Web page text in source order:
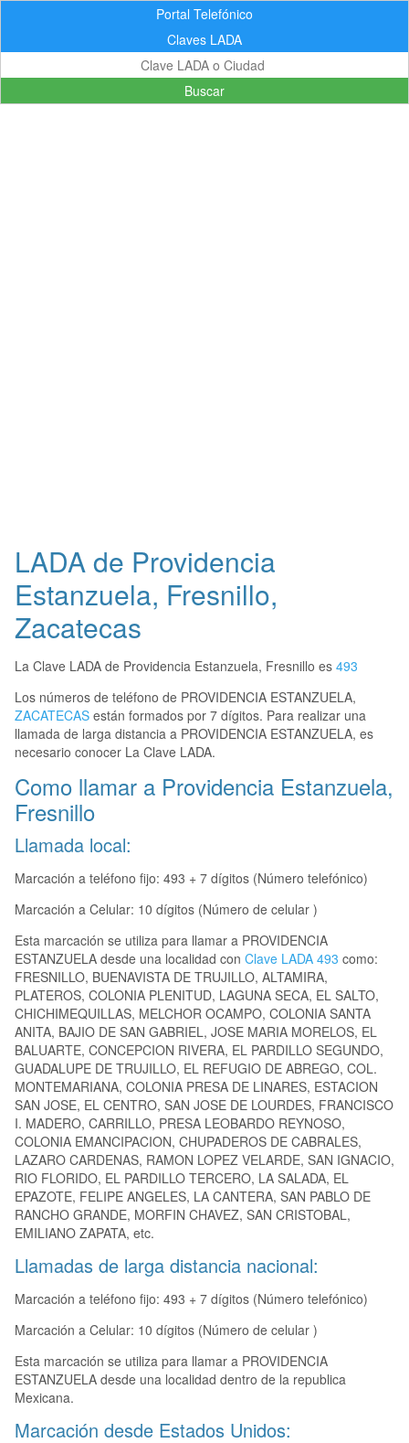
Portal Telefónico
Claves LADA
Buscar
LADA de Providencia
Estanzuela, Fresnillo,
Zacatecas
La Clave LADA de Providencia Estanzuela, Fresnillo es 493
Los números de teléfono de PROVIDENCIA ESTANZUELA,
ZACATECAS están formados por 7 dígitos. Para realizar una
llamada de larga distancia a PROVIDENCIA ESTANZUELA, es
necesario conocer La Clave LADA.
Como llamar a Providencia Estanzuela,
Fresnillo
Llamada local:
Marcación a teléfono fijo: 493 + 7 dígitos (Número telefónico)
Marcación a Celular: 10 dígitos (Número de celular )
Esta marcación se utiliza para llamar a PROVIDENCIA
ESTANZUELA desde una localidad con Clave LADA 493 como:
FRESNILLO, BUENAVISTA DE TRUJILLO, ALTAMIRA,
PLATEROS, COLONIA PLENITUD, LAGUNA SECA, EL SALTO,
CHICHIMEQUILLAS, MELCHOR OCAMPO, COLONIA SANTA
ANITA, BAJIO DE SAN GABRIEL, JOSE MARIA MORELOS, EL
BALUARTE, CONCEPCION RIVERA, EL PARDILLO SEGUNDO,
GUADALUPE DE TRUJILLO, EL REFUGIO DE ABREGO, COL.
MONTEMARIANA, COLONIA PRESA DE LINARES, ESTACION
SAN JOSE, EL CENTRO, SAN JOSE DE LOURDES, FRANCISCO
I. MADERO, CARRILLO, PRESA LEOBARDO REYNOSO,
COLONIA EMANCIPACION, CHUPADEROS DE CABRALES,
LAZARO CARDENAS, RAMON LOPEZ VELARDE, SAN IGNACIO,
RIO FLORIDO, EL PARDILLO TERCERO, LA SALADA, EL
EPAZOTE, FELIPE ANGELES, LA CANTERA, SAN PABLO DE
RANCHO GRANDE, MORFIN CHAVEZ, SAN CRISTOBAL,
EMILIANO ZAPATA, etc.
Llamadas de larga distancia nacional:
Marcación a teléfono fijo: 493 + 7 dígitos (Número telefónico)
Marcación a Celular: 10 dígitos (Número de celular )
Esta marcación se utiliza para llamar a PROVIDENCIA
ESTANZUELA desde una localidad dentro de la republica
Mexicana.
Marcación desde Estados Unidos: